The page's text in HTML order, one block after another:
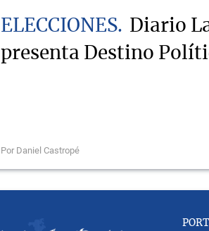
ELECCIONES
Diario
presenta Destino
Por Daniel Castropé